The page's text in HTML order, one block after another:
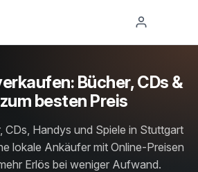
Bücher, CDs &
besten Preis
CDs, Handys und Spiele in Stuttgart
lokale Ankäufer mit Online-Preisen
Erlös bei weniger Aufwand.